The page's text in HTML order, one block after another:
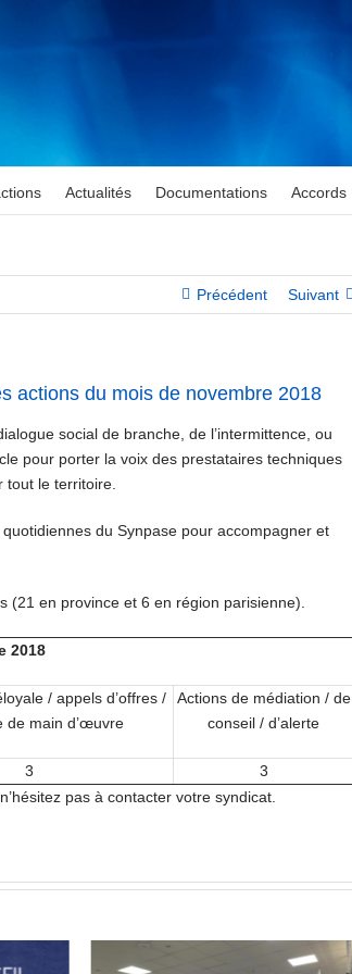
Actualités Documentations Accords
Précédent Suivant
actions du mois de novembre 2018
social de branche, de l’intermittence, ou
pour porter la voix des prestataires techniques
le territoire.
du Synpase pour accompagner et
(21 en province et 6 en région parisienne).
2018
/ appels d’offres /
de main d’œuvre
Actions de médiation / de
conseil / d’alerte
3
3
pas à contacter votre syndicat.